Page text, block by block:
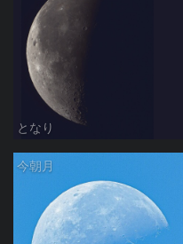
となり
今朝月